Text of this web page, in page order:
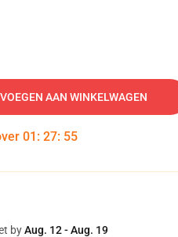
AAN WINKELWAGEN
01 : 27: 54
byAug. 12 - Aug. 19